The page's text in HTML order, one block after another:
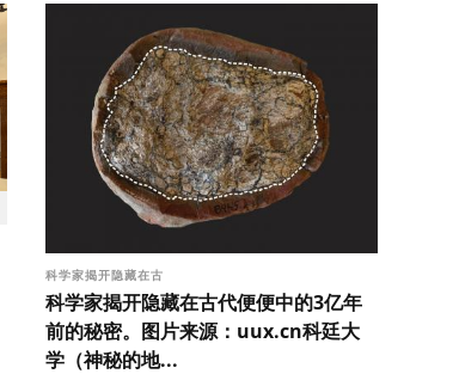
科学家揭开隐藏在古
科学家揭开隐藏在古代便便中的3亿年
前的秘密。图片来源：uux.cn科廷大
学（神秘的地...